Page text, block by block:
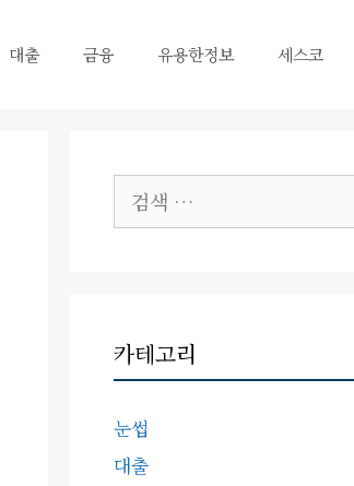
대출 금융 유용한정보 세스코
색:
카테고리
눈썹
대출